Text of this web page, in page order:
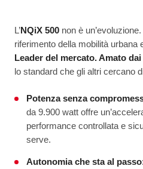
L’NQiX 500 non è
riferimento della mobilità urbana
Leader del mercato. Amato
lo standard che gli altri cercano
Potenza senza
da 9.900 watt offre
performance controllata e
serve.
Autonomia che sta al